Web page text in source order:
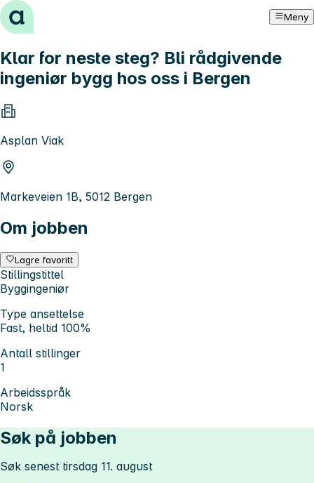
Hopp til innhold Meny
Klar for neste steg? Bli rådgivende
ingeniør bygg hos oss i Bergen
Asplan Viak
Markeveien 1B, 5012 Bergen
Om jobben
Lagre favoritt
Stillingstittel
Byggingeniør
Type ansettelse
Fast, heltid 100%
Antall stillinger
1
Arbeidsspråk
Norsk
Søk på jobben
Søk senest tirsdag 11. august